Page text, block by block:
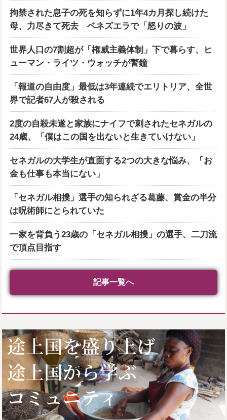
拘禁された息子の死を知らずに1年4カ月探し続けた
母、力尽きて死去 ベネズエラで「怒りの波」
世界人口の7割超が「権威主義体制」下で暮らす、ヒ
ューマン・ライツ・ウォッチが警鐘
「報道の自由度」最低は3年連続でエリトリア、全世
界で記者67人が殺される
2度の自殺未遂と家族にナイフで刺されたセネガルの
24歳、「僕はこの国を出ないと生きていけない」
セネガルの大学生が直面する2つの大きな悩み、「お
金も仕事も本当にない」
「セネガル相撲」選手の知られざる葛藤、賞金の半分
は呪術師にとられていた
一家を背負う23歳の「セネガル相撲」の選手、二刀流
で頂点目指す
記事一覧へ